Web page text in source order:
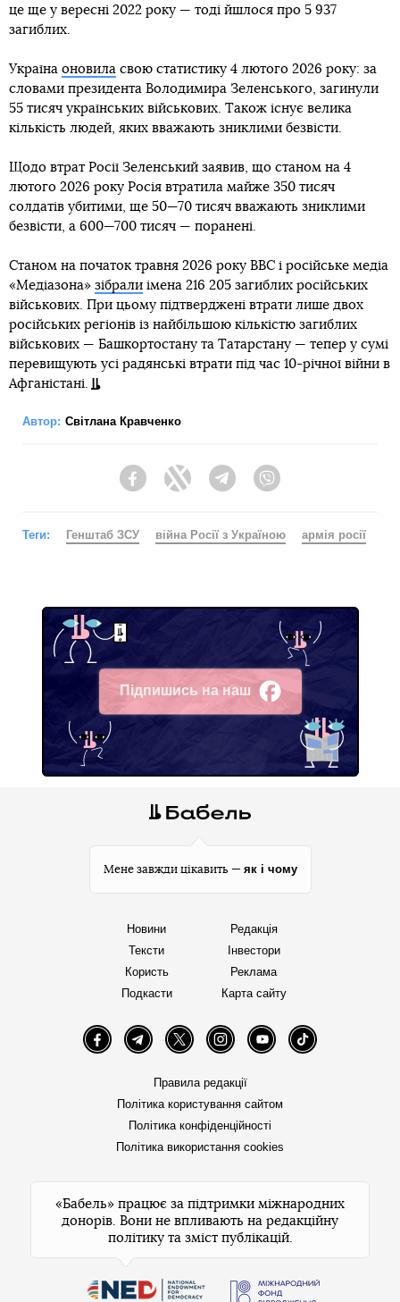
це ще у вересні 2022 року — тоді йшлося про 5 937
загиблих.
Україна оновила свою статистику 4 лютого 2026 року: за
словами президента Володимира Зеленського, загинули
55 тисяч українських військових. Також існує велика
кількість людей, яких вважають зниклими безвісти.
Щодо втрат Росії Зеленський заявив, що станом на 4
лютого 2026 року Росія втратила майже 350 тисяч
солдатів убитими, ще 50—70 тисяч вважають зниклими
безвісти, а 600—700 тисяч — поранені.
Станом на початок травня 2026 року BBC і російське медіа
«Медіазона» зібрали імена 216 205 загиблих російських
військових. При цьому підтверджені втрати лише двох
російських регіонів із найбільшою кількістю загиблих
військових — Башкортостану та Татарстану — тепер у сумі
перевищують усі радянські втрати під час 10-річної війни в
Афганістані.
Автор: Світлана Кравченко
FacebookTwitter Telegram
Теги: Генштаб ЗСУ війна Росії з Україною армія росії
Підпишись на наш
Facebook
Мене завжди цікавить — як і чому
Новини
Тексти
Користь
Подкасти
Редакція
Інвестори
Реклама
Карта сайту
FacebookTelegramTwitter InstagramYouTube TikTok
Правила редакції
Політика користування сайтом
Політика конфіденційності
Політика використання cookies
«Бабель» працює за підтримки міжнародних
донорів. Вони не впливають на редакційну
політику та зміст публікацій.